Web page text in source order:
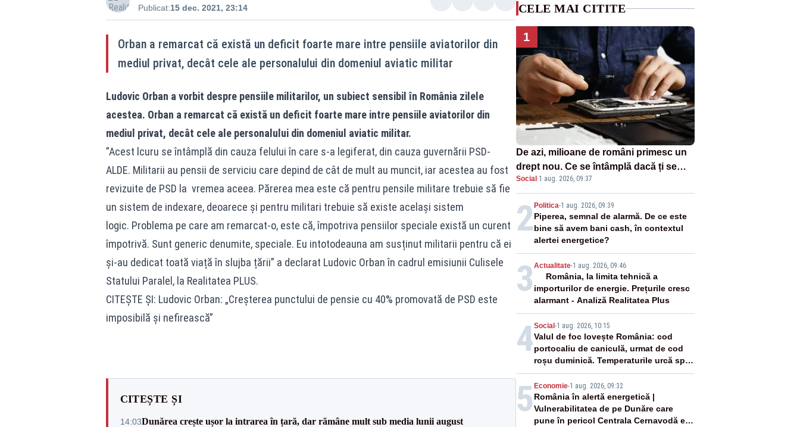
Publicat:15 dec. 2021, 23:14
Orban a remarcat că există un deficit foarte mare intre pensiile aviatorilor din
mediul privat, decât cele ale personalului din domeniul aviatic militar
Ludovic Orban a vorbit despre pensiile militarilor, un subiect sensibil în România zilele
acestea. Orban a remarcat că există un deficit foarte mare intre pensiile aviatorilor din
mediul privat, decât cele ale personalului din domeniul aviatic militar.
”Acest lcuru se întâmplă din cauza felului în care s-a legiferat, din cauza guvernării PSD-
ALDE. Militarii au pensii de serviciu care depind de cât de mult au muncit, iar acestea au fost
revizuite de PSD la vremea aceea. Părerea mea este că pentru pensile militare trebuie să fie
un sistem de indexare, deoarece și pentru militari trebuie să existe același sistem
logic. Problema pe care am remarcat-o, este că, împotriva pensiilor speciale există un curent
împotrivă. Sunt generic denumite, speciale. Eu intotodeauna am susținut militarii pentru că ei
și-au dedicat toată viață în slujba țării” a declarat Ludovic Orban în cadrul emisiunii Culisele
Statului Paralel, la Realitatea PLUS.
CITEȘTE ȘI: Ludovic Orban: „Creșterea punctului de pensie cu 40% promovată de PSD este
imposibilă și nefirească”
CITEȘTE ȘI
14:03Dunărea crește ușor la intrarea în țară, dar rămâne mult sub media lunii august
CELE MAI CITITE
1
De azi, milioane de români primesc un
drept nou. Ce se întâmplă dacă ți se
strică un produs
Social ·1 aug. 2026, 09:37
2 Politica-1 aug. 2026, 09:39
Piperea, semnal de alarmă. De ce este
bine să avem bani cash, în contextul
alertei energetice?
3 Actualitate-1 aug. 2026, 09:46
România, la limita tehnică a
importurilor de energie. Prețurile cresc
alarmant - Analiză Realitatea Plus
4Social -1 aug. 2026, 10:15
Valul de foc lovește România: cod
portocaliu de caniculă, urmat de cod
roșu duminică. Temperaturile urcă spre
40°C
5 Economie-1 aug. 2026, 09:32
România în alertă energetică |
Vulnerabilitatea de pe Dunăre care
pune în pericol Centrala Cernavodă era